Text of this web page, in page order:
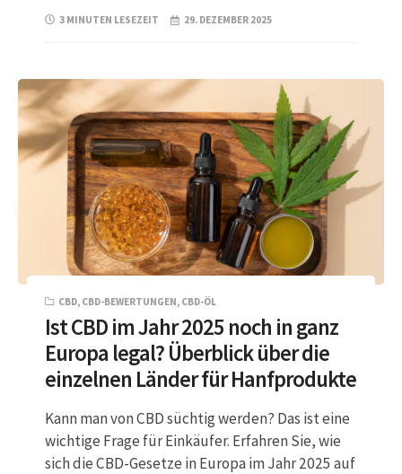
3 MINUTEN LESEZEIT 29. DEZEMBER 2025
CBD, CBD-BEWERTUNGEN, CBD-ÖL
Ist CBD im Jahr 2025 noch in ganz
Europa legal? Überblick über die
einzelnen Länder für Hanfprodukte
Kann man von CBD süchtig werden? Das ist eine
wichtige Frage für Einkäufer. Erfahren Sie, wie
sich die CBD-Gesetze in Europa im Jahr 2025 auf